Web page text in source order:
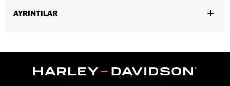
AYRINTILAR
Sold In Units:Pair